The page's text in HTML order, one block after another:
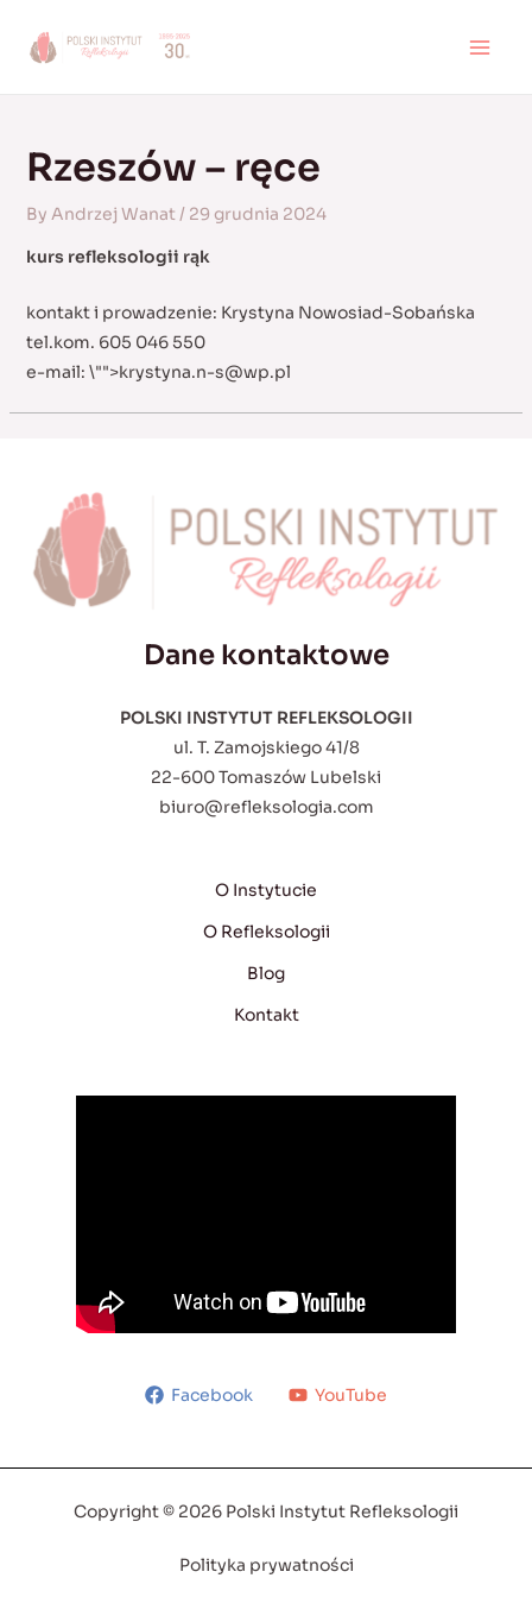
Rzeszów – ręce
By Andrzej Wanat/ 29 grudnia 2024
kurs refleksologii rąk
kontakt i prowadzenie: Krystyna Nowosiad-Sobańska
tel.kom. 605 046 550
e-mail: \"">krystyna.n-s@wp.pl
Dane kontaktowe
POLSKI INSTYTUT REFLEKSOLOGII
ul. T. Zamojskiego 41/8
22-600 Tomaszów Lubelski
biuro@refleksologia.com
O Instytucie
O Refleksologii
Blog
Kontakt
Facebook YouTube
Copyright © 2026 Polski Instytut Refleksologii
Polityka prywatności